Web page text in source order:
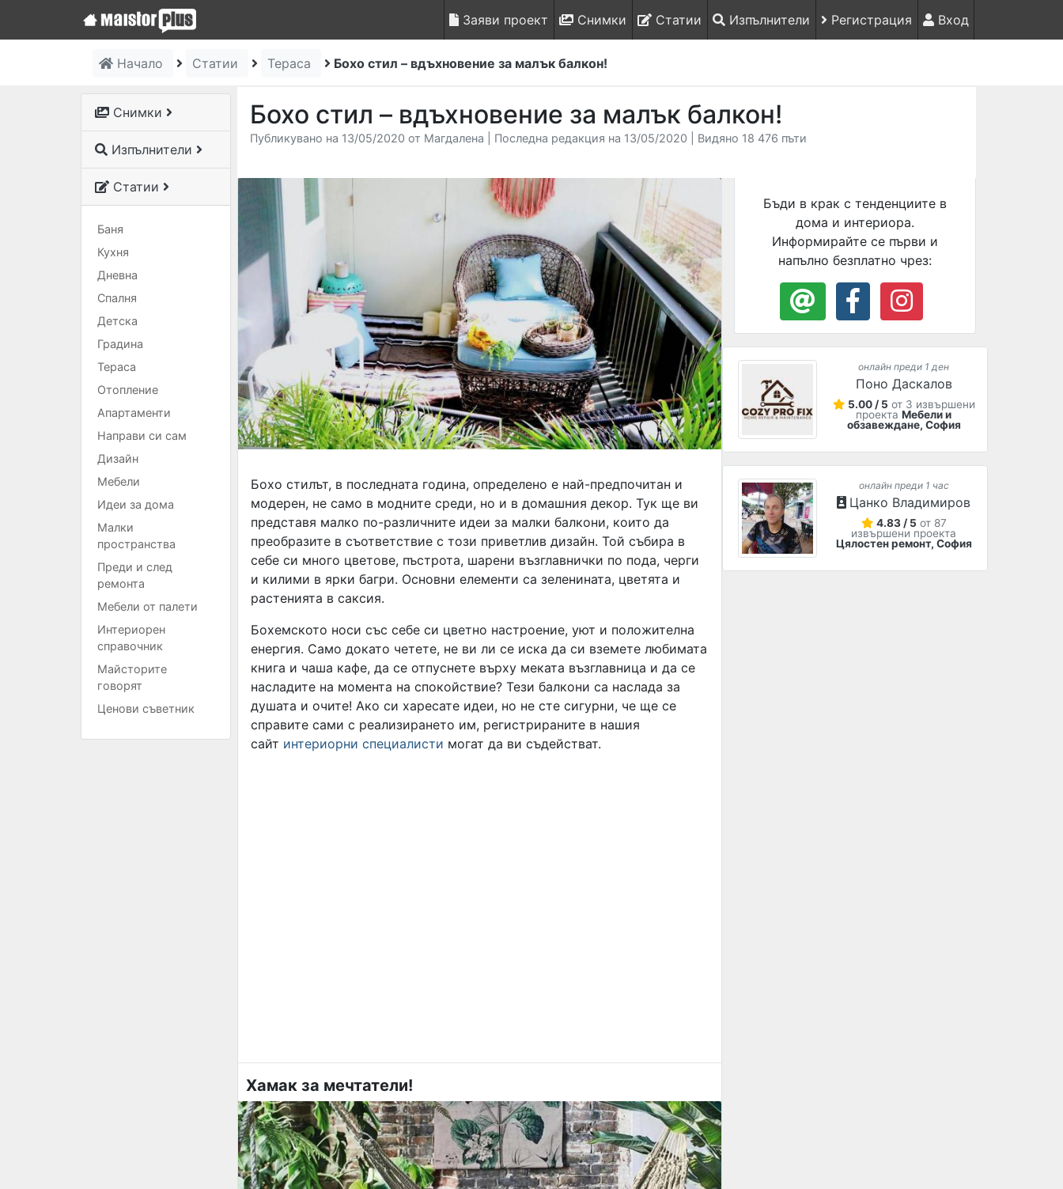
Заяви проект Снимки Статии Изпълнители Регистрация Вход
Начало Статии Тераса Бохо стил – вдъхновение за малък балкон!
Снимки
Изпълнители
Статии
Баня
Кухня
Дневна
Спалня
Детска
Градина
Тераса
Отопление
Апартаменти
Направи си сам
Дизайн
Мебели
Идеи за дома
Малки
пространства
Преди и след
ремонта
Мебели от палети
Интериорен
справочник
Майсторите
говорят
Ценови съветник
Бохо стил – вдъхновение за малък балкон!
Публикувано на 13/05/2020 от Магдалена | Последна редакция на 13/05/2020 | Видяно 18 476 пъти
Бохо стилът, в последната година, определено е най-предпочитан и
модерен, не само в модните среди, но и в домашния декор. Тук ще ви
представя малко по-различните идеи за малки балкони, които да
преобразите в съответствие с този приветлив дизайн. Той събира в
себе си много цветове, пъстрота, шарени възглавнички по пода, черги
и килими в ярки багри. Основни елементи са зеленината, цветята и
растенията в саксия.
Бохемското носи със себе си цветно настроение, уют и положителна
енергия. Само докато четете, не ви ли се иска да си вземете любимата
книга и чаша кафе, да се отпуснете върху меката възглавница и да се
насладите на момента на спокойствие? Тези балкони са наслада за
душата и очите! Ако си харесате идеи, но не сте сигурни, че ще се
справите сами с реализирането им, регистрираните в нашия
сайт интериорни специалисти могат да ви съдействат.
Хамак за мечтатели!
Бъди в крак с тенденциите в
дома и интериора.
Информирайте се първи и
напълно безплатно чрез:
онлайн преди 1 ден
Поно Даскалов
5.00 / 5 от 3 извършени
проектаМебели и
обзавеждане, София
онлайн преди 1 час
Цанко Владимиров
4.83 / 5 от 87
извършени проекта
Цялостен ремонт, София